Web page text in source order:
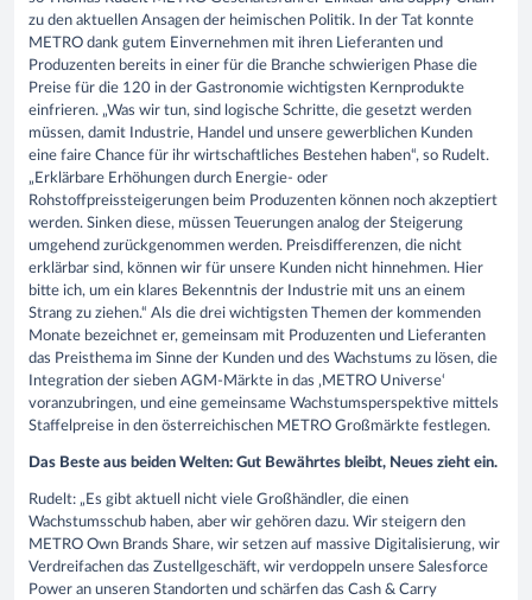
zu den aktuellen Ansagen der heimischen Politik. In der Tat konnte
METRO dank gutem Einvernehmen mit ihren Lieferanten und
Produzenten bereits in einer für die Branche schwierigen Phase die
Preise für die 120 in der Gastronomie wichtigsten Kernprodukte
einfrieren. „Was wir tun, sind logische Schritte, die gesetzt werden
müssen, damit Industrie, Handel und unsere gewerblichen Kunden
eine faire Chance für ihr wirtschaftliches Bestehen haben“, so Rudelt.
„Erklärbare Erhöhungen durch Energie- oder
Rohstoffpreissteigerungen beim Produzenten können noch akzeptiert
werden. Sinken diese, müssen Teuerungen analog der Steigerung
umgehend zurückgenommen werden. Preisdifferenzen, die nicht
erklärbar sind, können wir für unsere Kunden nicht hinnehmen. Hier
bitte ich, um ein klares Bekenntnis der Industrie mit uns an einem
Strang zu ziehen.“ Als die drei wichtigsten Themen der kommenden
Monate bezeichnet er, gemeinsam mit Produzenten und Lieferanten
das Preisthema im Sinne der Kunden und des Wachstums zu lösen, die
Integration der sieben AGM-Märkte in das ‚METRO Universe‘
voranzubringen, und eine gemeinsame Wachstumsperspektive mittels
Staffelpreise in den österreichischen METRO Großmärkte festlegen.
Das Beste aus beiden Welten: Gut Bewährtes bleibt, Neues zieht ein.
Rudelt: „Es gibt aktuell nicht viele Großhändler, die einen
Wachstumsschub haben, aber wir gehören dazu. Wir steigern den
METRO Own Brands Share, wir setzen auf massive Digitalisierung, wir
Verdreifachen das Zustellgeschäft, wir verdoppeln unsere Salesforce
Power an unseren Standorten und schärfen das Cash & Carry